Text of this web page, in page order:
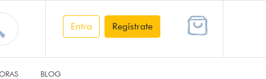
Entra Regístrate
BLOG